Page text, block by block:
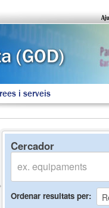
i serveis
Cercador
Ordenar resultats per